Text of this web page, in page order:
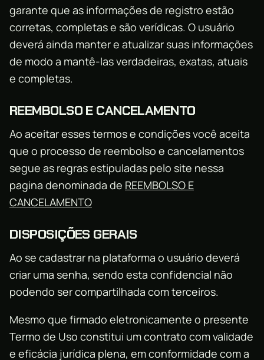
garante que as informações de registro estão
corretas, completas e são verídicas. O usuário
deverá ainda manter e atualizar suas informações
de modo a mantê-las verdadeiras, exatas, atuais
e completas.
REEMBOLSO E CANCELAMENTO
Ao aceitar esses termos e condições você aceita
que o processo de reembolso e cancelamentos
segue as regras estipuladas pelo site nessa
pagina denominada de REEMBOLSO E
CANCELAMENTO
DISPOSIÇÕES GERAIS
Ao se cadastrar na plataforma o usuário deverá
criar uma senha, sendo esta confidencial não
podendo ser compartilhada com terceiros.
Mesmo que firmado eletronicamente o presente
Termo de Uso constitui um contrato com validade
e eficácia jurídica plena, em conformidade com a